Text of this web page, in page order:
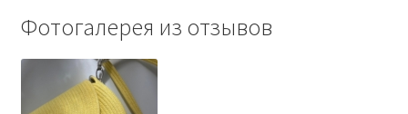
Фотогалерея из отзывов